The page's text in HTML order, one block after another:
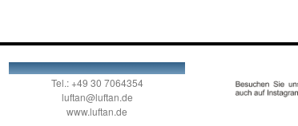
Tel.: +49 30 7064354
luftan@luftan.de
www.luftan.de